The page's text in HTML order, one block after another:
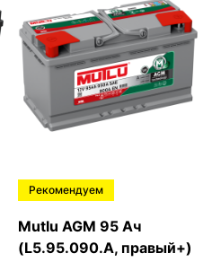
Рекомендуем
Mutlu AGM 95 Ач
(L5.95.090.A, правый+)